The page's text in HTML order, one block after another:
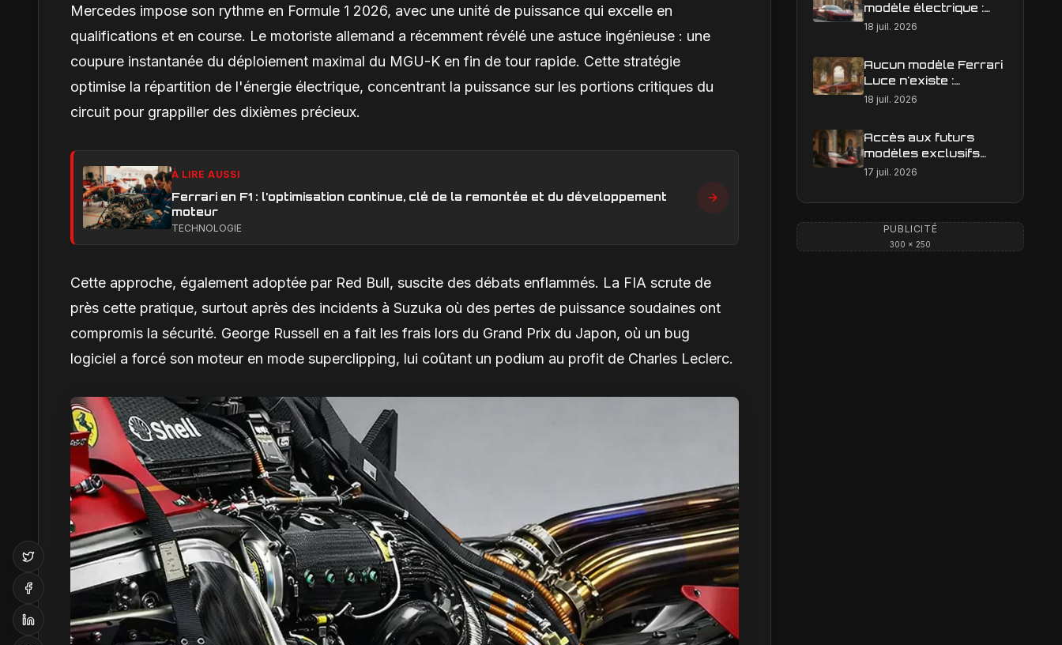
Mercedes impose son rythme en Formule 1 2026, avec une unité de puissance qui excelle en
qualifications et en course. Le motoriste allemand a récemment révélé une astuce ingénieuse : une
coupure instantanée du déploiement maximal du MGU-K en fin de tour rapide. Cette stratégie
optimise la répartition de l'énergie électrique, concentrant la puissance sur les portions critiques du
circuit pour grappiller des dixièmes précieux.
À LIRE AUSSI
Ferrari en F1 : l’optimisation continue, clé de la remontée et du développement
moteur
TECHNOLOGIE
Cette approche, également adoptée par Red Bull, suscite des débats enflammés. La FIA scrute de
près cette pratique, surtout après des incidents à Suzuka où des pertes de puissance soudaines ont
compromis la sécurité. George Russell en a fait les frais lors du Grand Prix du Japon, où un bug
logiciel a forcé son moteur en mode superclipping, lui coûtant un podium au profit de Charles Leclerc.
modèle électrique :
calendrier de
18 juil. 2026
Aucun modèle Ferrari
Luce n'existe :
clarification sur les
18 juil. 2026
Accès aux futurs
modèles exclusifs
Ferrari : l'achat
est-il une réalité ?
17 juil. 2026
PUBLICITÉ
300 × 250